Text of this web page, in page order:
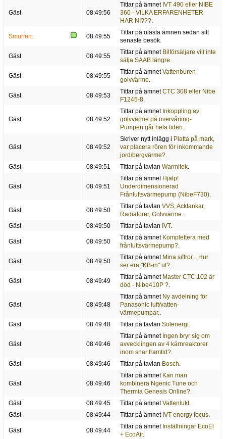
Gäst 08:49:56
Tittar på ämnet IVT 490 eller NIBE
360 - VILKA ERFARENHETER
HAR NI???.
Smurfen. 08:49:55
Tittar på olästa ämnen sedan sitt
senaste besök.
Gäst 08:49:55
Tittar på ämnet Bilförsäljare vill inte
sälja SAAB längre.
Gäst 08:49:55
Tittar på ämnetVattenburen
golvvärme.
Gäst 08:49:53
Tittar på ämnetCTC 308 eller Nibe
F1245-8.
Gäst 08:49:52
Tittar på ämnet Inkoppling av
golvvärme på övervåning-
Pumpen går hela tiden.
Gäst 08:49:52
Skriver nytt inlägg i Platta på mark,
var placera rören för inkommande
jord/bergvärme?.
Gäst
08:49:51 Tittar på tavlan Warmitek.
Gäst 08:49:51
Tittar på ämnet Hjälp!
Underdimensionerad
Frånluftsvärmepump (NibeF730).
Gäst 08:49:50
Tittar på tavlan VVS, Acktankar,
Radiatorer, Golvvärme.
Gäst
08:49:50 Tittar på tavlan IVT.
Gäst 08:49:50
Tittar på ämnet Komplettera med
frånluftsvärmepump?.
Gäst 08:49:50
Tittar på ämnet Mina siffror... Hur
ser era "KB-in" ut?.
Gäst 08:49:49
Tittar på ämnet Master CTC 102 är
död - Nibe410P ?.
Gäst 08:49:48
Tittar på ämnet Ny avdelning för
Panasonic luft/vatten-
värmepumpar..
Gäst
08:49:48 Tittar på tavlan Solenergi.
Gäst 08:49:46
Tittar på ämnet Ingen bryr sig om
avvecklingen av 4 kärnreaktorer
inom snar framtid?.
Gäst
08:49:46 Tittar på tavlan Bosch.
Gäst 08:49:46
Tittar på ämnet Kan man
kombinera Ngenic Tune och
Thermia Genesis Online?.
Gäst
08:49:45 Tittar på ämnetVattenlukt.
Gäst
08:49:44 Tittar på ämnet IVT energy focus.
Gäst 08:49:44
Tittar på ämnet Inställningar EcoEl
+ EcoAir.